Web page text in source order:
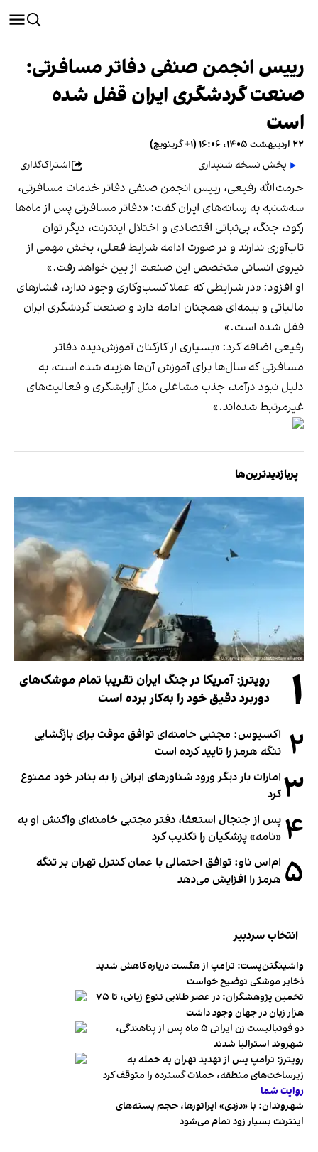
رییس انجمن صنفی دفاتر مسافرتی:
صنعت گردشگری ایران قفل شده
است
۲۲ اردیبهشت ۱۴۰۵، ۱۶:۰۶ (‎+۱ گرینویچ)
پخش نسخه شنیداری
اشتراک‌گذاری
حرمت‌الله رفیعی، رییس انجمن صنفی دفاتر خدمات مسافرتی،
سه‌شنبه به رسانه‌های ایران گفت: «دفاتر مسافرتی پس از ماه‌ها
رکود، جنگ، بی‌ثباتی اقتصادی و اختلال اینترنت، دیگر توان
تاب‌آوری ندارند و در صورت ادامه شرایط فعلی، بخش مهمی از
نیروی انسانی متخصص این صنعت از بین خواهد رفت.»
او افزود: «در شرایطی که عملا کسب‌وکاری وجود ندارد، فشارهای
مالیاتی و بیمه‌ای همچنان ادامه دارد و صنعت گردشگری ایران
قفل شده است.»
رفیعی اضافه کرد: «بسیاری از کارکنان آموزش‌دیده دفاتر
مسافرتی که سال‌ها برای آموزش آن‌ها هزینه شده است، به
دلیل نبود درآمد، جذب مشاغلی مثل آرایشگری و فعالیت‌های
غیرمرتبط شده‌اند.»
پربازدیدترین‌ها
۱
رویترز: آمریکا در جنگ ایران تقریبا تمام موشک‌های
دوربرد دقیق خود را به‌کار برده است
۲ اکسیوس: مجتبی خامنه‌ای توافق موقت برای بازگشایی
تنگه هرمز را تایید کرده است
۳ امارات بار دیگر ورود شناورهای ایرانی را به بنادر خود ممنوع
کرد
۴ پس از جنجال استعفا، دفتر مجتبی خامنه‌ای واکنش او به
«نامه» پزشکیان را تکذیب کرد
۵ ام‌اس ناو: توافق احتمالی با عمان کنترل تهران بر تنگه
هرمز را افزایش می‌دهد
انتخاب سردبیر
واشینگتن‌پست: ترامپ از هگست درباره کاهش شدید
ذخایر موشکی توضیح خواست
تخمین پژوهشگران: در عصر طلایی تنوع زبانی، تا ۷۵
هزار زبان در جهان وجود داشت
دو فوتبالیست زن ایرانی ۵ ماه پس از پناهندگی،
شهروند استرالیا شدند
رویترز: ترامپ پس از تهدید تهران به حمله به
زیرساخت‌های منطقه، حملات گسترده را متوقف کرد
روایت شما
شهروندان:‌ با «دزدی» اپراتورها، حجم بسته‌های
اینترنت بسیار زود تمام می‌شود